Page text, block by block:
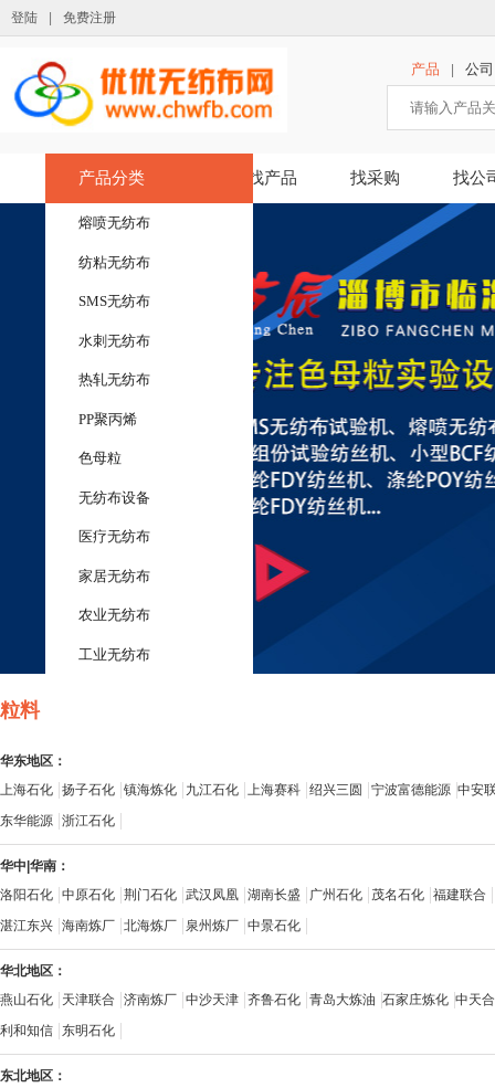
登陆 免费注册
产品 公司
找产品 找采购 找公
产品分类
熔喷无纺布
纺粘无纺布
SMS无纺布
水刺无纺布
热轧无纺布
PP聚丙烯
色母粒
无纺布设备
医疗无纺布
家居无纺布
农业无纺布
工业无纺布
粒料
华东地区：
上海石化 扬子石化 镇海炼化 九江石化 上海赛科 绍兴三圆 宁波富德能源 中安
东华能源 浙江石化
华中|华南：
洛阳石化 中原石化 荆门石化 武汉凤凰 湖南长盛 广州石化 茂名石化 福建联合
湛江东兴 海南炼厂 北海炼厂 泉州炼厂 中景石化
华北地区：
燕山石化
天津联合 济南炼厂 中沙天津 齐鲁石化 青岛大炼油 石家庄炼化 中天
利和知信
东明石化
东北地区：